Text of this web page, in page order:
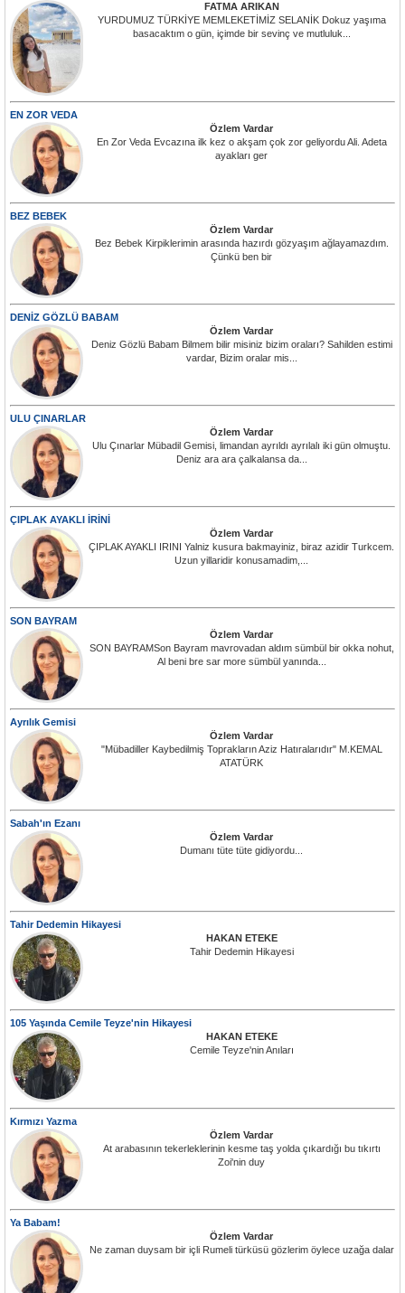
FATMA ARIKAN
YURDUMUZ TÜRKİYE MEMLEKETİMİZ SELANİK Dokuz yaşıma
basacaktım o gün, içimde bir sevinç ve mutluluk...
EN ZOR VEDA
Özlem Vardar
En Zor Veda Evcazına ilk kez o akşam çok zor geliyordu Ali. Adeta
ayakları ger
BEZ BEBEK
Özlem Vardar
Bez Bebek Kirpiklerimin arasında hazırdı gözyaşım ağlayamazdım.
Çünkü ben bir
DENİZ GÖZLÜ BABAM
Özlem Vardar
Deniz Gözlü Babam Bilmem bilir misiniz bizim oraları? Sahilden estimi
vardar, Bizim oralar mis...
ULU ÇINARLAR
Özlem Vardar
Ulu Çınarlar Mübadil Gemisi, limandan ayrıldı ayrılalı iki gün olmuştu.
Deniz ara ara çalkalansa da...
ÇIPLAK AYAKLI İRİNİ
Özlem Vardar
ÇIPLAK AYAKLI IRINI Yalniz kusura bakmayiniz, biraz azidir Turkcem.
Uzun yillaridir konusamadim,...
SON BAYRAM
Özlem Vardar
SON BAYRAMSon Bayram mavrovadan aldım sümbül bir okka nohut,
Al beni bre sar more sümbül yanında...
Ayrılık Gemisi
Özlem Vardar
"Mübadiller Kaybedilmiş Toprakların Aziz Hatıralarıdır" M.KEMAL
ATATÜRK
Sabah'ın Ezanı
Özlem Vardar
Dumanı tüte tüte gidiyordu...
Tahir Dedemin Hikayesi
HAKAN ETEKE
Tahir Dedemin Hikayesi
105 Yaşında Cemile Teyze'nin Hikayesi
HAKAN ETEKE
Cemile Teyze'nin Anıları
Kırmızı Yazma
Özlem Vardar
At arabasının tekerleklerinin kesme taş yolda çıkardığı bu tıkırtı
Zoi'nin duy
Ya Babam!
Özlem Vardar
Ne zaman duysam bir içli Rumeli türküsü gözlerim öylece uzağa dalar